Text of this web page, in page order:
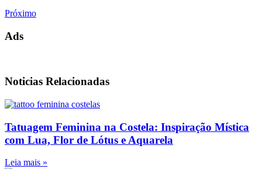
Próximo
Ads
Noticias Relacionadas
Tatuagem Feminina na Costela: Inspiração Mística
com Lua, Flor de Lótus e Aquarela
Leia mais »